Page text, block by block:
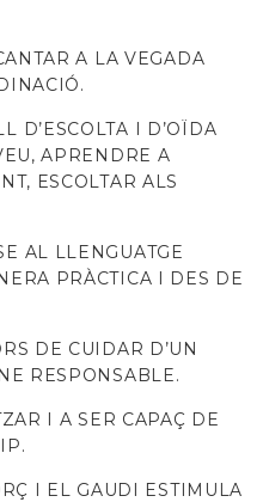
A LA VEGADA
D’ESCOLTA I D’OÏDA
APRENDRE A
ESCOLTAR ALS
AL LLENGUATGE
PRÀCTICA I DES DE
DE CUIDAR D’UN
RESPONSABLE.
I A SER CAPAÇ DE
I EL GAUDI ESTIMULA